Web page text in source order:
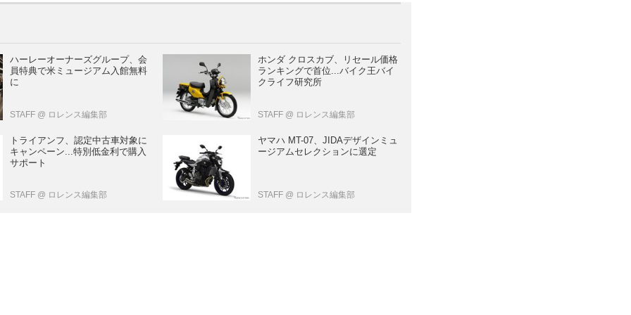
ハーレーオーナーズグループ、会
員特典で米ミュージアム入館無料
に
STAFF @ ロレンス編集部
ホンダ クロスカブ、リセール価格
ランキングで首位...バイク王バイ
クライフ研究所
STAFF @ ロレンス編集部
トライアンフ、認定中古車対象に
キャンペーン...特別低金利で購入
サポート
STAFF @ ロレンス編集部
ヤマハ MT-07、JIDAデザインミュ
ージアムセレクションに選定
STAFF @ ロレンス編集部